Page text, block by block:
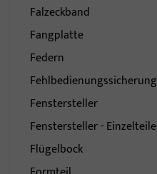
Falzeckband
Fangplatte
Federn
Fehlbedienungssicherung
Fenstersteller
Fenstersteller - Einzelteile
Flügelbock